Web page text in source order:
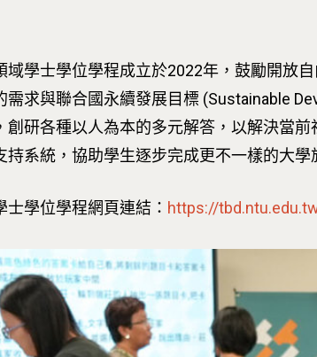
域學士學位學程成立於2022年，鼓勵開放
需求與聯合國永續發展目標 (Sustainable
創研各種以人為本的多元解答，以解決當
持系統，協助學生逐步完成更不一樣的大學
士學位學程網頁連結： https://